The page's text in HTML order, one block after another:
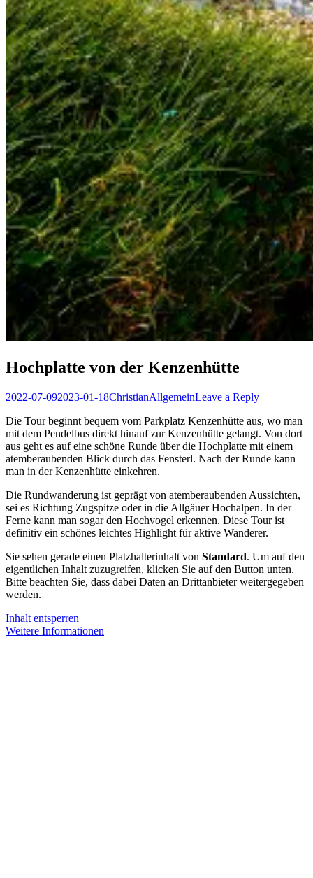
Hochplatte von der Kenzenhütte
Posted
2022-07-092023-01-18Author
ChristianPosted
AllgemeinLeave a Reply
Die Tour beginnt bequem vom Parkplatz Kenzenhütte aus, wo man
mit dem Pendelbus direkt hinauf zur Kenzenhütte gelangt. Von dort
aus geht es auf eine schöne Runde über die Hochplatte mit einem
atemberaubenden Blick durch das Fensterl. Nach der Runde kann
man in der Kenzenhütte einkehren.
Die Rundwanderung ist geprägt von atemberaubenden Aussichten,
sei es Richtung Zugspitze oder in die Allgäuer Hochalpen. In der
Ferne kann man sogar den Hochvogel erkennen. Diese Tour ist
definitiv ein schönes leichtes Highlight für aktive Wanderer.
Sie sehen gerade einen Platzhalterinhalt von Standard. Um auf den
eigentlichen Inhalt zuzugreifen, klicken Sie auf den Button unten.
Bitte beachten Sie, dass dabei Daten an Drittanbieter weitergegeben
werden.
Inhalt entsperren
Weitere Informationen